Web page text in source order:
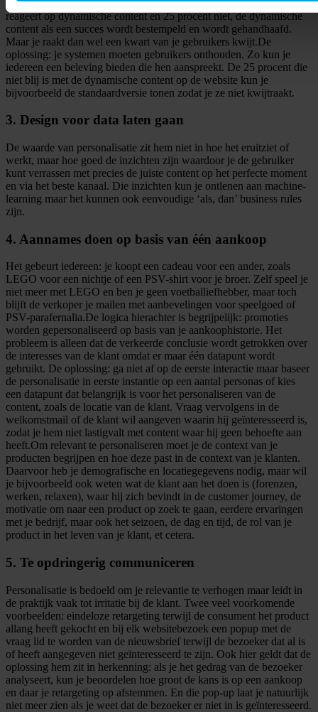
gebeurt, is dat als 75 procent van de gebruikers bijvoorbeeld goed
reageert op dynamische content en 25 procent niet, de dynamische
content als een succes wordt bestempeld en wordt gehandhaafd.
Maar je raakt dan wel een kwart van je gebruikers kwijt.De
oplossing: je systemen moeten gebruikers onthouden. Zo kun je
iedereen een beleving bieden die hen aanspreekt. De 25 procent die
niet blij is met de dynamische content op de website kun je
bijvoorbeeld de standaardversie tonen zodat je ze niet kwijtraakt.
3. Design voor data laten gaan
De waarde van personalisatie zit hem niet in hoe het eruitziet of
werkt, maar hoe goed de inzichten zijn waardoor je de gebruiker
kunt verrassen met precies de juiste content op het perfecte moment
en via het beste kanaal. Die inzichten kun je ontlenen aan machine-
learning maar het kunnen ook eenvoudige ‘als, dan’ business rules
zijn.
4. Aannames doen op basis van één aankoop
Het gebeurt iedereen: je koopt een cadeau voor een ander, zoals
LEGO voor een nichtje of een PSV-shirt voor je broer. Zelf speel je
niet meer met LEGO en ben je geen voetballiefhebber, maar toch
blijft de verkoper je mailen met aanbevelingen voor speelgoed of
PSV-parafernalia.De logica hierachter is begrijpelijk: promoties
worden gepersonaliseerd op basis van je aankoophistorie. Het
probleem is alleen dat de verkeerde conclusie wordt getrokken over
de interesses van de klant omdat er maar één datapunt wordt
gebruikt. De oplossing: ga niet af op de eerste interactie maar baseer
de personalisatie in eerste instantie op een aantal personas of kies
een datapunt dat belangrijk is voor het personaliseren van de
content, zoals de locatie van de klant. Vraag vervolgens in de
welkomstmail of de klant wil aangeven waarin hij geïnteresseerd is,
zodat je hem niet lastigvalt met content waar hij geen behoefte aan
heeft.Om relevant te personaliseren moet je de context van je
producten begrijpen en hoe deze past in de context van je klanten.
Daarvoor heb je demografische en locatiegegevens nodig, maar wil
je bijvoorbeeld ook weten wat de klant aan het doen is (forenzen,
werken, relaxen), waar hij zich bevindt in de customer journey, de
motivatie om naar een product op zoek te gaan, eerdere ervaringen
met je bedrijf, maar ook het seizoen, de dag en tijd, de rol van je
product in het leven van je klant, et cetera.
5. Te opdringerig communiceren
Personalisatie is bedoeld om je relevantie te verhogen maar leidt in
de praktijk vaak tot irritatie bij de klant. Twee veel voorkomende
voorbeelden: eindeloze retargeting terwijl de consument het product
allang heeft gekocht en bij elk websitebezoek een popup met de
vraag lid te worden van de nieuwsbrief terwijl de bezoeker dat al is
of heeft aangegeven niet geïnteresseerd te zijn. Ook hier geldt dat de
oplossing hem zit in herkenning: als je het gedrag van de bezoeker
analyseert, kun je beoordelen hoe groot de kans is op een aankoop
en daar je retargeting op afstemmen. En die pop-up laat je natuurlijk
niet meer zien als je weet dat de bezoeker er niet in is geïnteresseerd.